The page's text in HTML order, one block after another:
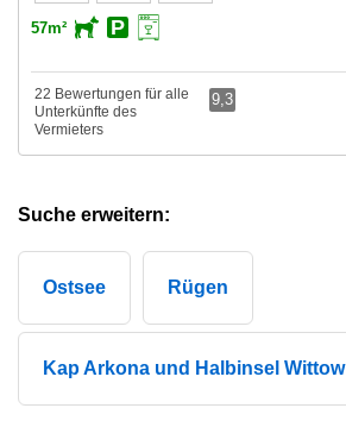
57m²
22 Bewertungen für alle
Unterkünfte des
Vermieters
9,3
Suche erweitern:
Ostsee Rügen
Kap Arkona und Halbinsel Wittow